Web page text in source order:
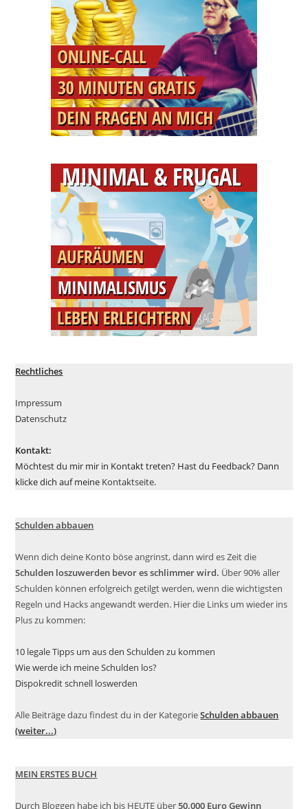
Rechtliches
Impressum
Datenschutz
Kontakt:
Möchtest du mir mir in Kontakt treten? Hast du Feedback? Dann
klicke dich auf meine Kontaktseite.
Schulden abbauen
Wenn dich deine Konto böse angrinst, dann wird es Zeit die
Schulden loszuwerden bevor es schlimmer wird. Über 90% aller
Schulden können erfolgreich getilgt werden, wenn die wichtigsten
Regeln und Hacks angewandt werden. Hier die Links um wieder ins
Plus zu kommen:
10 legale Tipps um aus den Schulden zu kommen
Wie werde ich meine Schulden los?
Dispokredit schnell loswerden
Alle Beiträge dazu findest du in der KategorieSchulden abbauen
(weiter...)
MEIN ERSTES BUCH
Durch Bloggen habe ich bis HEUTE über50.000 Euro Gewinn